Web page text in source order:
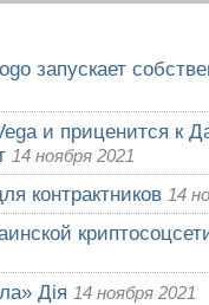
запускает
и приценится к
14 ноября 2021
контрактников 14
Дія 14 ноября 2021